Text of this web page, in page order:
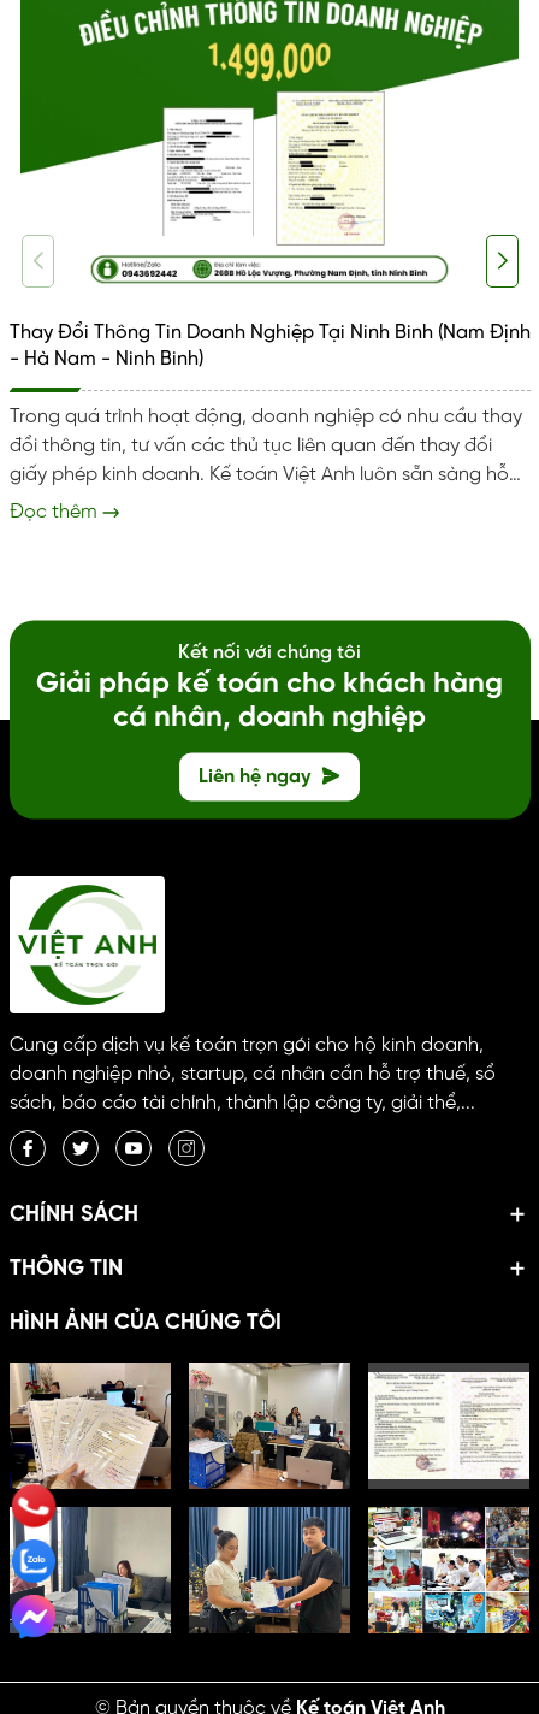
Thay Đổi Thông Tin Doanh Nghiệp Tại Ninh Binh (Nam Định
- Hà Nam - Ninh Binh)
Trong quá trình hoạt động, doanh nghiệp có nhu cầu thay
đổi thông tin, tư vấn các thủ tục liên quan đến thay đổi
giấy phép kinh doanh. Kế toán Việt Anh luôn sẵn sàng hỗ
trợ doanh nghiệp tại Ninh Bình thực hiện đúng đủ và kịp
Đọc thêm
Kết nối với chúng tôi
Giải pháp kế toán cho khách hàng
cá nhân, doanh nghiệp
Liên hệ ngay
Cung cấp dịch vụ kế toán trọn gói cho hộ kinh doanh,
doanh nghiệp nhỏ, startup, cá nhân cần hỗ trợ thuế, sổ
sách, báo cáo tài chính, thành lập công ty, giải thể,...
CHÍNH SÁCH
THÔNG TIN
HÌNH ẢNH CỦA CHÚNG TÔI
© Bản quyền thuộc về Kế toán Việt Anh